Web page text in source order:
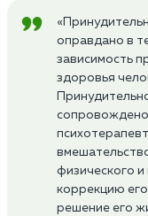
оправдано в
зависимость
здоровья
сопровождено
физического и
коррекцию
решение его